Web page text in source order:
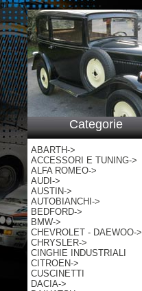
p:/
Categorie
ABARTH->
ACCESSORI E TUNING->
ALFA ROMEO->
AUDI->
AUSTIN->
AUTOBIANCHI->
BEDFORD->
BMW->
CHEVROLET - DAEWOO->
CHRYSLER->
CINGHIE INDUSTRIALI
CITROEN->
CUSCINETTI
DACIA->